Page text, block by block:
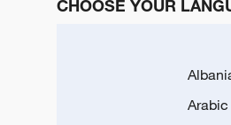
CHOOSE YOUR
Arabic